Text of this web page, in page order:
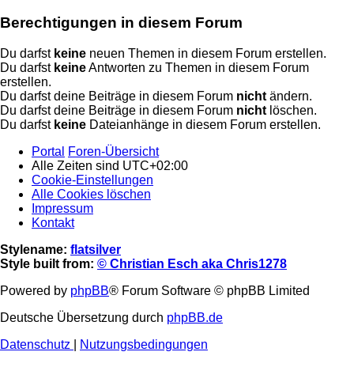
Berechtigungen in diesem Forum
Du darfst keine neuen Themen in diesem Forum erstellen.
Du darfst keineAntworten zu Themen in diesem Forum
erstellen.
Du darfst deine Beiträge in diesem Forum nicht ändern.
Du darfst deine Beiträge in diesem Forum nicht löschen.
Du darfst keine Dateianhänge in diesem Forum erstellen.
Portal
Foren-Übersicht
Alle Zeiten sind UTC+02:00
Cookie-Einstellungen
Alle Cookies löschen
Impressum
Kontakt
Stylename: flatsilver
Style built from: © Christian Esch aka Chris1278
Powered by phpBB® Forum Software © phpBB Limited
Deutsche Übersetzung durch phpBB.de
Datenschutz
Nutzungsbedingungen